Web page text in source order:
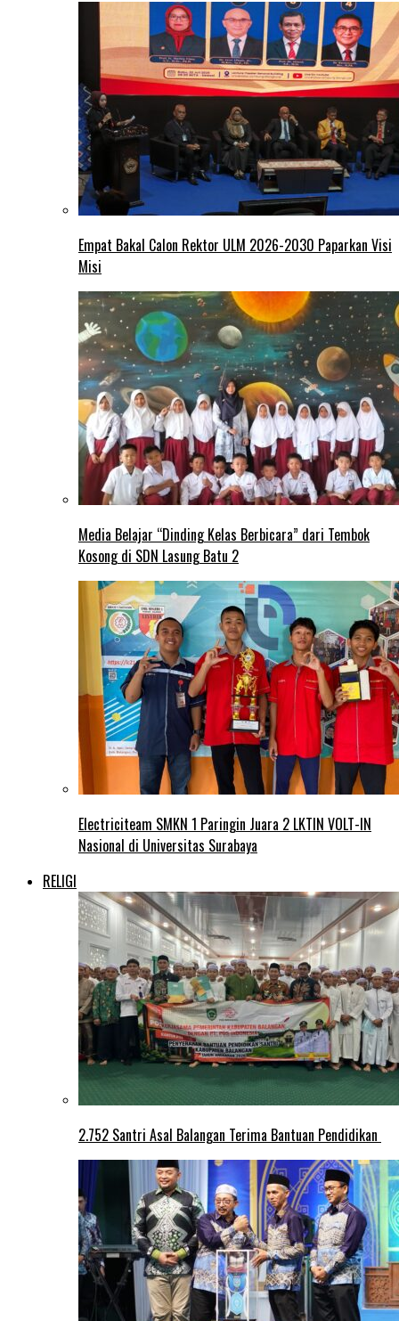
Empat Bakal Calon Rektor ULM 2026-2030 Paparkan Visi
Misi
Media Belajar “Dinding Kelas Berbicara” dari Tembok
Kosong di SDN Lasung Batu 2
Electriciteam SMKN 1 Paringin Juara 2 LKTIN VOLT-IN
Nasional di Universitas Surabaya
RELIGI
2.752 Santri Asal Balangan Terima Bantuan Pendidikan